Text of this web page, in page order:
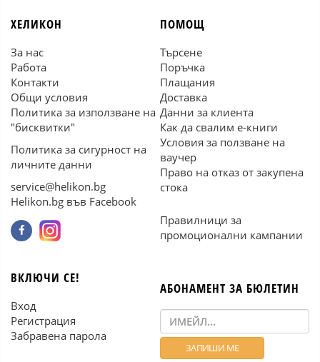
ХЕЛИКОН
За нас
Работа
Контакти
Общи условия
Политика за използване на
"бисквитки"
Политика за сигурност на
личните данни
service@helikon.bg
Helikon.bg във Facebook
ПОМОЩ
Търсене
Поръчка
Плащания
Доставка
Данни за клиента
Как да свалим е-книги
Условия за ползване на
ваучер
Право на отказ от закупена
стока
Правилници за
промоционални кампании
ВКЛЮЧИ СЕ!
Вход
Регистрация
Забравена парола
АБОНАМЕНТ ЗА БЮЛЕТИН